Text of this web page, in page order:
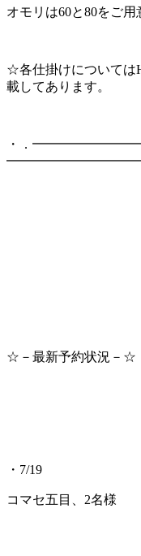
オモリは60と80をご
☆各仕掛けについては
載してあります。
・．
☆－最新予約状況－☆
・7/19
コマセ五目、2名様